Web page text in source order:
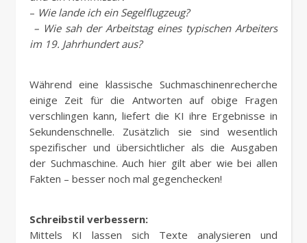
– Wie lande ich ein Segelflugzeug?
– Wie sah der Arbeitstag eines typischen Arbeiters
im 19. Jahrhundert aus?
Während eine klassische Suchmaschinenrecherche
einige Zeit für die Antworten auf obige Fragen
verschlingen kann, liefert die KI ihre Ergebnisse in
Sekundenschnelle. Zusätzlich sie sind wesentlich
spezifischer und übersichtlicher als die Ausgaben
der Suchmaschine. Auch hier gilt aber wie bei allen
Fakten – besser noch mal gegenchecken!
Schreibstil verbessern:
Mittels KI lassen sich Texte analysieren und